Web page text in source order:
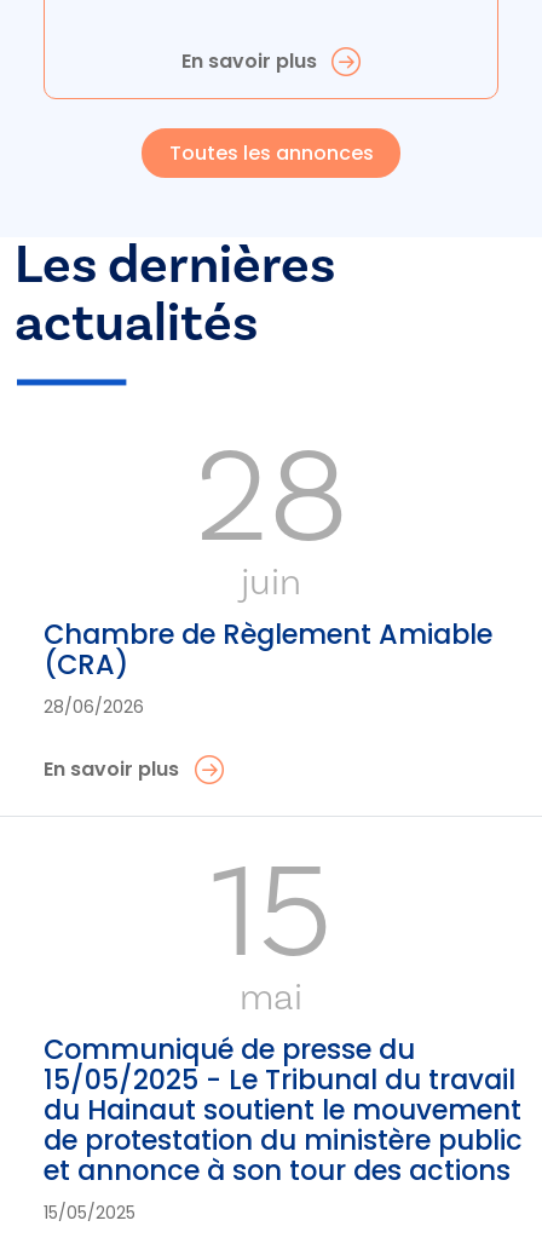
En savoir plus
Toutes les annonces
Les dernières
actualités
28
juin
Chambre de Règlement Amiable
(CRA)
28/06/2026
En savoir plus
15
mai
Communiqué de presse du
15/05/2025 - Le Tribunal du travail
du Hainaut soutient le mouvement
de protestation du ministère public
et annonce à son tour des actions
15/05/2025